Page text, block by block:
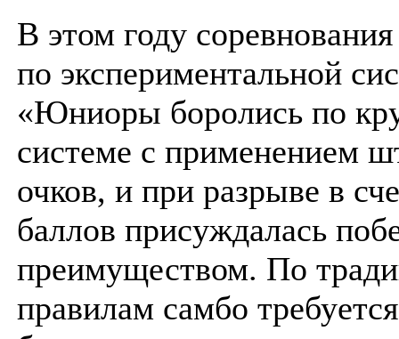
В этом году
по экспериментальной
«Юниоры боролись по
системе с применением
очков, и при разрыве в
баллов присуждалась
преимуществом. По
правилам самбо